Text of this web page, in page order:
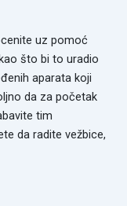
uz pomoć
što bi to uradio
aparata koji
da za početak
tim
da radite vežbice,